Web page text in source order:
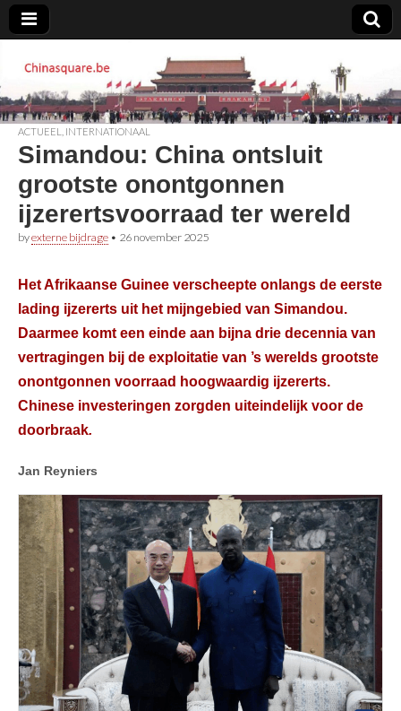
Chinasquare.be
ACTUEEL INTERNATIONAAL
Simandou: China ontsluit
grootste onontgonnen
ijzerertsvoorraad ter wereld
byexterne bijdrage • 26 november 2025
Het Afrikaanse Guinee verscheepte onlangs de eerste
lading ijzererts uit het mijngebied van Simandou.
Daarmee komt een einde aan bijna drie decennia van
vertragingen bij de exploitatie van ’s werelds grootste
onontgonnen voorraad hoogwaardig ijzererts.
Chinese investeringen zorgden uiteindelijk voor de
doorbraak.
Jan Reyniers